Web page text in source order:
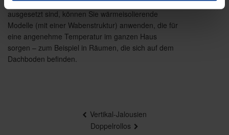
In Räumen, die starker Sonneneinstrahlung
ausgesetzt sind, können Sie wärmeisolierende
Modelle (mit einer Wabenstruktur) anwenden, die für
eine angenehme Temperatur im ganzen Haus
sorgen – zum Beispiel in Räumen, die sich auf dem
Dachboden befinden.
Vertikal-Jalousien
Doppelrollos